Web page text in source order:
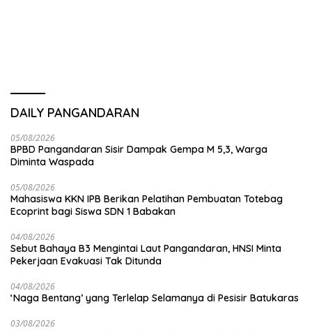
DAILY PANGANDARAN
05/08/2026
BPBD Pangandaran Sisir Dampak Gempa M 5,3, Warga
Diminta Waspada
05/08/2026
Mahasiswa KKN IPB Berikan Pelatihan Pembuatan Totebag
Ecoprint bagi Siswa SDN 1 Babakan
04/08/2026
Sebut Bahaya B3 Mengintai Laut Pangandaran, HNSI Minta
Pekerjaan Evakuasi Tak Ditunda
04/08/2026
‘Naga Bentang’ yang Terlelap Selamanya di Pesisir Batukaras
03/08/2026